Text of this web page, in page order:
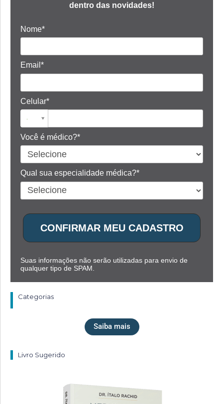
dentro das novidades!
Nome*
Email*
Celular*
Você é médico?*
Qual sua especialidade médica?*
CONFIRMAR MEU CADASTRO
Suas informações não serão utilizadas para envio de
qualquer tipo de SPAM.
Categorias
Saiba mais
Livro Sugerido